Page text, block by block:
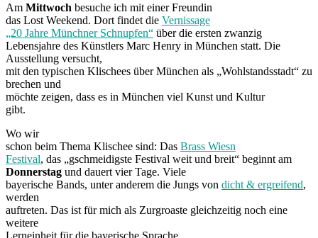
Am Mittwoch besuche ich mit einer Freundin
das Lost Weekend. Dort findet die Vernissage
„20 Jahre Münchner Schnupfen“ über die ersten zwanzig
Lebensjahre des Künstlers Marc Henry in München statt. Die
Ausstellung versucht,
mit den typischen Klischees über München als „Wohlstandsstadt“ zu
brechen und
möchte zeigen, dass es in München viel Kunst und Kultur
gibt.
Wo wir
schon beim Thema Klischee sind: Das Brass Wiesn
Festival, das „gschmeidigste Festival weit und breit“ beginnt am
Donnerstag und dauert vier Tage. Viele
bayerische Bands, unter anderem die Jungs von dicht & ergreifend,
werden
auftreten. Das ist für mich als Zurgroaste gleichzeitig noch eine
weitere
Lerneinheit für die bayerische Sprache.